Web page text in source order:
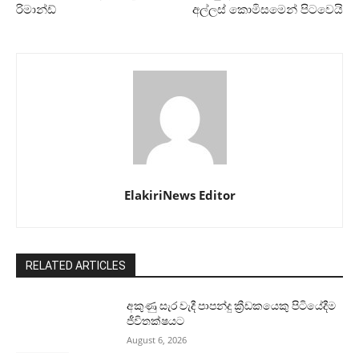
රිමාන්ඩ්
අල්ලස් කොමිසමෙන් පිටවෙයි
ElakiriNews Editor
RELATED ARTICLES
අකුණු සැර වැදී පාපන්දු ක්‍රීඩකයෙකු පිටියේදීම
ජීවිතක්ෂයට
August 6, 2026